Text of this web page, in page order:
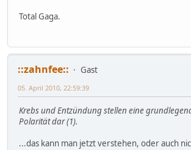
Total Gaga.
::zahnfee::
Gast
05. April 2010, 22:59:39
Krebs und Entzündung stellen eine
Polarität dar (1).
...das kann man jetzt verstehen, oder auch